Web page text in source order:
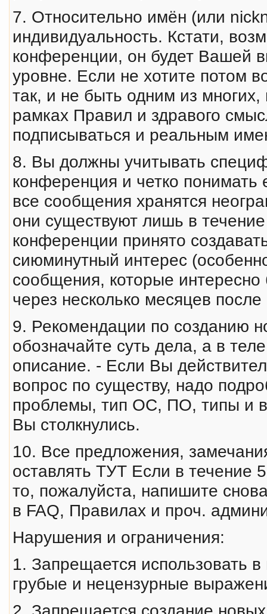
7. Относительно имён (или
индивидуальность. Кстати,
конференции, он будет Вашей
уровне. Если не хотите потом
так, и не быть одним из
рамках Правил и здравого
подписываться и реальным
8. Вы должны учитывать
конференция и четко
все сообщения хранятся
они существуют лишь в
конференции принято
сиюминутный интерес
сообщения, которые интересно
через несколько месяцев
9. Рекомендации по созданию
обозначайте суть дела, а в
описание. - Если Вы
вопрос по существу, надо
проблемы, тип ОС, ПО, типы и
Вы столкнулись.
10. Все предложения,
оставлять ТУТ Если в течение
то, пожалуйста, напишите
в FAQ, Правилах и проч.
Нарушения и ограничения:
1. Запрещается использовать
гpубые и нецензурные